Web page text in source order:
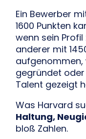
Ein Bewerber
1600 Punkten
wenn sein
anderer mit
aufgenommen,
gegründet
Talent gezeigt
Was Harvard
Haltung,
bloß Zahlen.